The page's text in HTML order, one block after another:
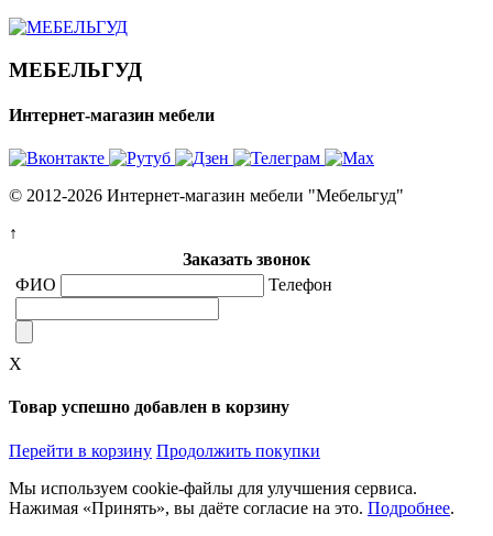
МЕБЕЛЬГУД
Интернет-магазин мебели
© 2012-2026 Интернет-магазин мебели "Мебельгуд"
↑
Заказать звонок
ФИО
Телефон
X
Товар успешно добавлен в корзину
Перейти в корзину Продолжить покупки
Мы используем cookie-файлы для улучшения сервиса.
Нажимая «Принять», вы даёте согласие на это. Подробнее.